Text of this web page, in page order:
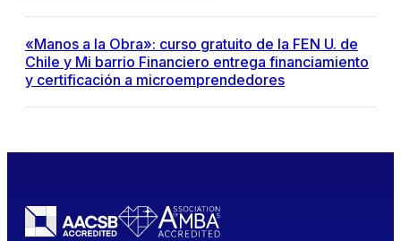
«Manos a la Obra»: curso gratuito de la FEN U. de
Chile y Mi barrio Financiero entrega financiamiento
y certificación a microemprendedores